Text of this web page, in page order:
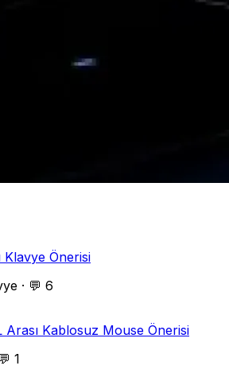
Klavye Önerisi
· 💬 6
Arası Kablosuz Mouse Önerisi
💬 1